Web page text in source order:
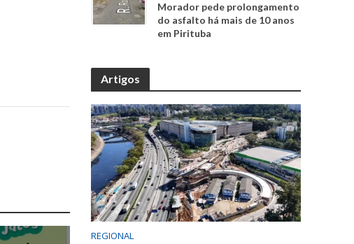
Morador pede prolongamento
do asfalto há mais de 10 anos
em Pirituba
Artigos
REGIONAL